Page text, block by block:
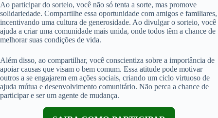
Ao participar do sorteio, você não só tenta a sorte, mas promove
solidariedade. Compartilhe essa oportunidade com amigos e familiares,
incentivando uma cultura de generosidade. Ao divulgar o sorteio, você
ajuda a criar uma comunidade mais unida, onde todos têm a chance de
melhorar suas condições de vida.
Além disso, ao compartilhar, você conscientiza sobre a importância de
apoiar causas que visam o bem comum. Essa atitude pode motivar
outros a se engajarem em ações sociais, criando um ciclo virtuoso de
ajuda mútua e desenvolvimento comunitário. Não perca a chance de
participar e ser um agente de mudança.